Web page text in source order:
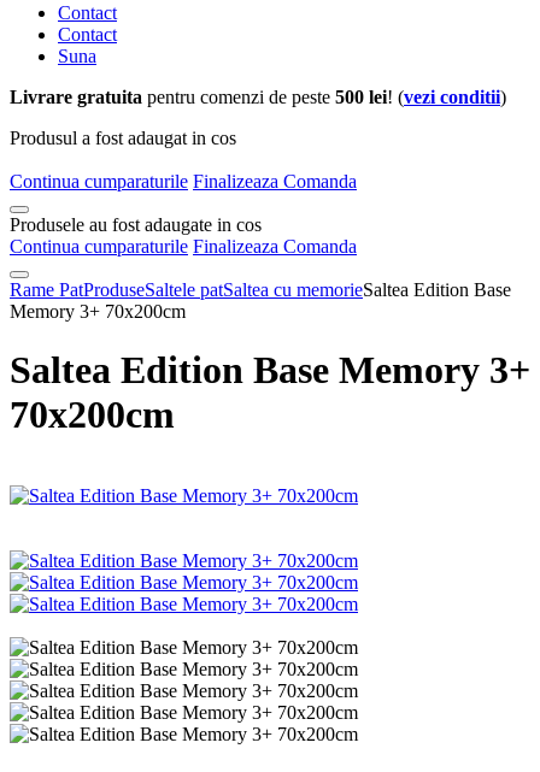
Contact
Contact
Suna
Livrare gratuita pentru comenzi de peste 500 lei! (vezi conditii)
Produsul a fost adaugat in cos
Continua cumparaturile Finalizeaza Comanda
Produsele au fost adaugate in cos
Continua cumparaturile Finalizeaza Comanda
Rame PatProduseSaltele patSaltea cu memorieSaltea Edition Base
Memory 3+ 70x200cm
Saltea Edition Base Memory 3+
70x200cm